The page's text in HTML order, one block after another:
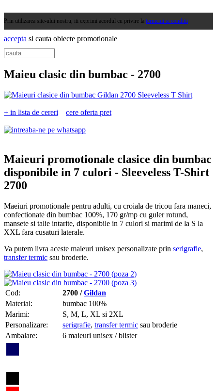
Prin utilizarea site-ului nostru, iti exprimi acordul cu privire la termenii si conditii
accepta si cauta obiecte promotionale
Maieu clasic din bumbac - 2700
+ in lista de cereri cere oferta pret
Maieuri promotionale clasice din bumbac
disponibile in 7 culori - Sleeveless T-Shirt
2700
Maeiuri promotionale pentru adulti, cu croiala de tricou fara maneci,
confectionate din bumbac 100%, 170 gr/mp cu guler rotund,
mansete si talie intarite, disponibile in 7 culori si marimi de la S la
XXL fara cusaturi laterale.
Va putem livra aceste maieuri unisex personalizate prin serigrafie,
transfer termic sau broderie.
Cod: 2700 /Gildan
Material:
bumbac 100%
Marimi:
S, M, L, XL si 2XL
Personalizare:
serigrafie, transfer termic sau broderie
Ambalare:
6 maieuri unisex / blister